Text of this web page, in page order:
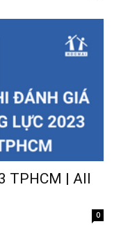
TPHCM | All
0